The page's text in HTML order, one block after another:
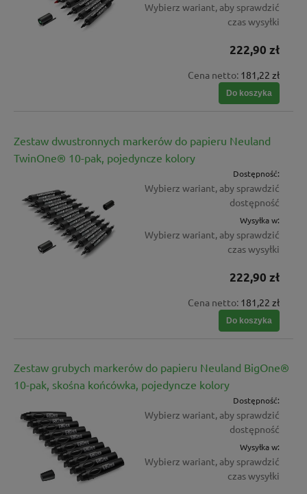
Wybierz wariant, aby sprawdzić
czas wysyłki
222,90 zł
Cena netto: 181,22 zł
Do koszyka
Zestaw dwustronnych markerów do papieru Neuland
TwinOne® 10-pak, pojedyncze kolory
Dostępność:
Wybierz wariant, aby sprawdzić
dostępność
Wysyłka w:
Wybierz wariant, aby sprawdzić
czas wysyłki
222,90 zł
Cena netto: 181,22 zł
Do koszyka
Zestaw grubych markerów do papieru Neuland BigOne®
10-pak, skośna końcówka, pojedyncze kolory
Dostępność:
Wybierz wariant, aby sprawdzić
dostępność
Wysyłka w:
Wybierz wariant, aby sprawdzić
czas wysyłki